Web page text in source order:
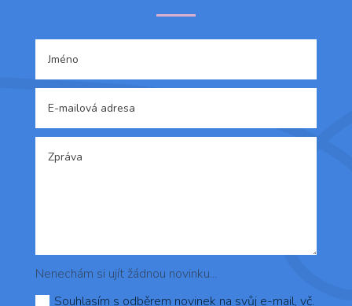
Nenechám si ujít žádnou novinku...
Souhlasím s odběrem novinek na svůj e-mail, vč.